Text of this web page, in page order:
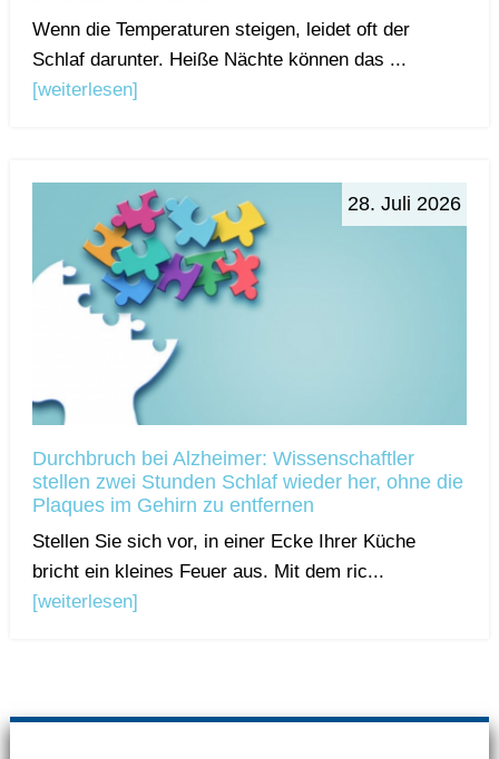
Wenn die Temperaturen steigen, leidet oft der
Schlaf darunter. Heiße Nächte können das ...
[weiterlesen]
28. Juli 2026
Durchbruch bei Alzheimer: Wissenschaftler
stellen zwei Stunden Schlaf wieder her, ohne die
Plaques im Gehirn zu entfernen
Stellen Sie sich vor, in einer Ecke Ihrer Küche
bricht ein kleines Feuer aus. Mit dem ric...
[weiterlesen]